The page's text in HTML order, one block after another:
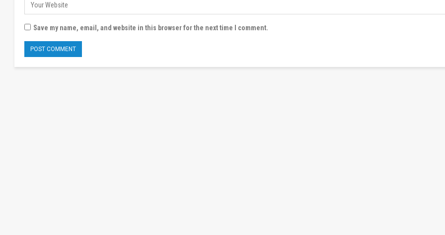
Save my name, email, and website in this browser for the next time I comment.